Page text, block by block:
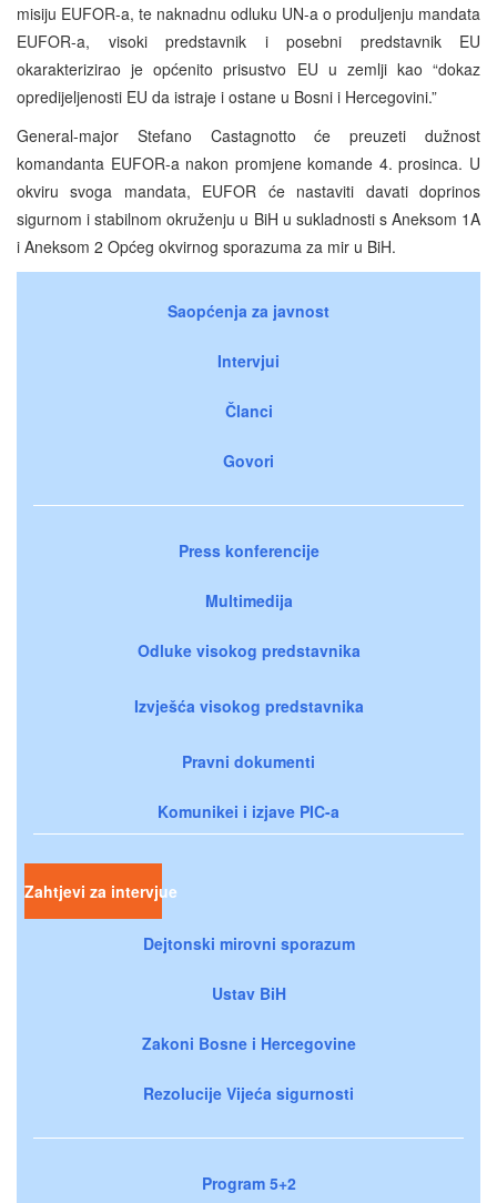
misiju EUFOR-a, te naknadnu odluku UN-a o produljenju mandata
EUFOR-a, visoki predstavnik i posebni predstavnik EU
okarakterizirao je općenito prisustvo EU u zemlji kao “dokaz
opredijeljenosti EU da istraje i ostane u Bosni i Hercegovini.”
General-major Stefano Castagnotto će preuzeti dužnost
komandanta EUFOR-a nakon promjene komande 4. prosinca. U
okviru svoga mandata, EUFOR će nastaviti davati doprinos
sigurnom i stabilnom okruženju u BiH u sukladnosti s Aneksom 1A
i Aneksom 2 Općeg okvirnog sporazuma za mir u BiH.
Saopćenja za javnost
Intervjui
Članci
Govori
Press konferencije
Multimedija
Odluke visokog predstavnika
Izvješća visokog predstavnika
Pravni dokumenti
Komunikei i izjave PIC-a
Zahtjevi za intervjue
Dejtonski mirovni sporazum
Ustav BiH
Zakoni Bosne i Hercegovine
Rezolucije Vijeća sigurnosti
Program 5+2